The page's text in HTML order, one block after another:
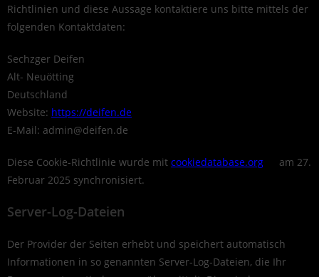
Richtlinien und diese Aussage kontaktiere uns bitte mittels der
folgenden Kontaktdaten:
Sechzger Deifen
Alt- Neuötting
Deutschland
Website: https://deifen.de
E-Mail: admin@deifen.de
Diese Cookie-Richtlinie wurde mit cookiedatabase.org
am 27.
Februar 2025 synchronisiert.
Server-Log-Dateien
Der Provider der Seiten erhebt und speichert automatisch
Informationen in so genannten Server-Log-Dateien, die Ihr